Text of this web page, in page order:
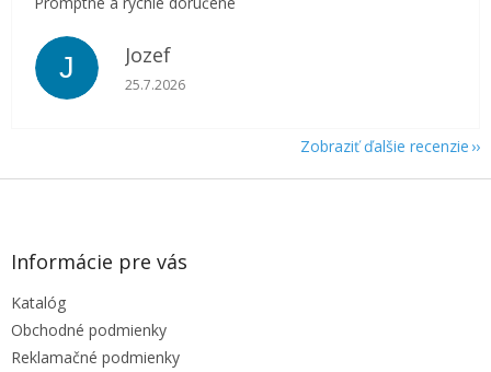
J Jozef
Hodnotenie obchodu je 5 z 5 hviezdičiek.
25.7.2026
Zobraziť ďalšie recenzie
Z
Informácie pre vás
Katalóg
Obchodné podmienky
Reklamačné podmienky